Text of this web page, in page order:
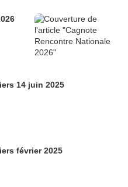
14 juin 2025
février 2025